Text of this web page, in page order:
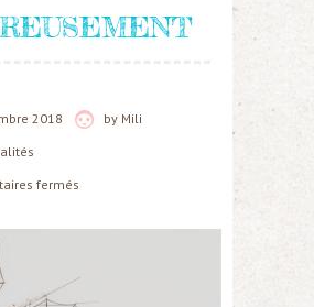
2018 by Mili
fermés